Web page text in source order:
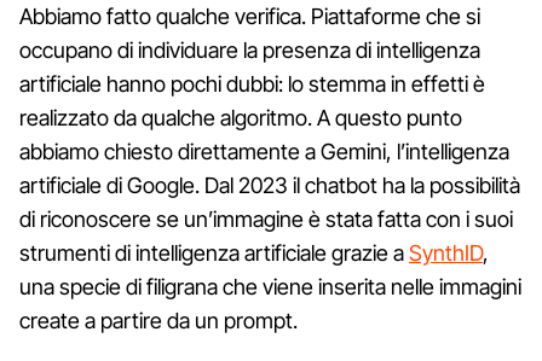
Abbiamo fatto qualche verifica. Piattaforme che si
occupano di individuare la presenza di intelligenza
artificiale hanno pochi dubbi: lo stemma in effetti è
realizzato da qualche algoritmo. A questo punto
abbiamo chiesto direttamente a Gemini, l’intelligenza
artificiale di Google. Dal 2023 il chatbot ha la possibilità
di riconoscere se un’immagine è stata fatta con i suoi
strumenti di intelligenza artificiale grazie aSynthID,
una specie di filigrana che viene inserita nelle immagini
create a partire da un prompt.